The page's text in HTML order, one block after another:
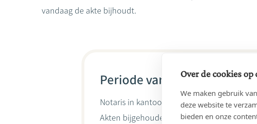
vandaag de akte bijhoudt.
Periode van 17/12/2025 tot
Notaris in kantoor Etude GREGOIRE(4520
Akten bijgehouden doorDenis Grégoire
Over de cookies op
We maken gebruik
deze website te
bieden en onze